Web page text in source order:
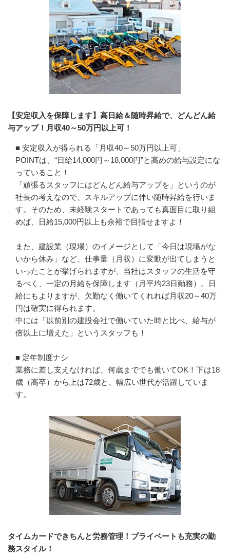
【安定収入を保障します】高日給＆随時昇給で、どんどん給
与アップ！月収40～50万円以上可！
■ 安定収入が得られる「月収40～50万円以上可」
POINTは、“日給14,000円～18,000円”と高めの給与設定にな
っていること！
「頑張るスタッフにはどんどん給与アップを」というのが
社長の考えなので、スキルアップに伴い随時昇給を行いま
す。そのため、未経験スタートであっても真面目に取り組
めば、日給15,000円以上も余裕で目指せますよ！
また、建設業（現場）のイメージとして「今日は現場がな
いから休み」など、仕事量（月収）に変動が出てしまうと
いったことが挙げられますが、当社はスタッフの生活を守
るべく、一定の月給を保障します（月平均23日勤務）。日
給にもよりますが、欠勤なく働いてくれれば月収20～40万
円は確実に得られます。
中には「以前別の建設会社で働いていた時と比べ、給与が
倍以上に増えた」というスタッフも！
■ 定年制度ナシ
業務に差し支えなければ、何歳まででも働いてOK！下は18
歳（高卒）から上は72歳と、幅広い世代が活躍していま
す。
タイムカードできちんと労務管理！プライベートも充実の勤
務スタイル！